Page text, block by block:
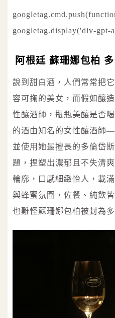
googletag.display('div-gpt-
阿根廷 蘇珊娜包柏
說到甜白酒，人們常常把
容可掬的美女，而假如釀
性釀酒師，瓶瓶美釀是否
的酒由知名的女性釀酒師
並使用她最擅長的多倫岱
題，捏塑出濃郁且不失清
輪廓，口感細緻怡人，載
與蜂蜜氛圍，佐餐、純飲
也難怪蘇珊娜包柏被封為